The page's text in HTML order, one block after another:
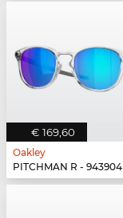
€ 169,60
Oakley
PITCHMAN R - 943904